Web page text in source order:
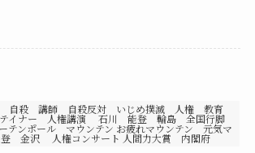
自殺 講師 自殺反対 いじめ撲滅 人権 教育
テイナー 人権講演 石川 能登 輪島 全国行脚
テンポール マウンテン お疲れマウンテン 元気マ
登 金沢 人権コンサート 人間力大賞 内閣府